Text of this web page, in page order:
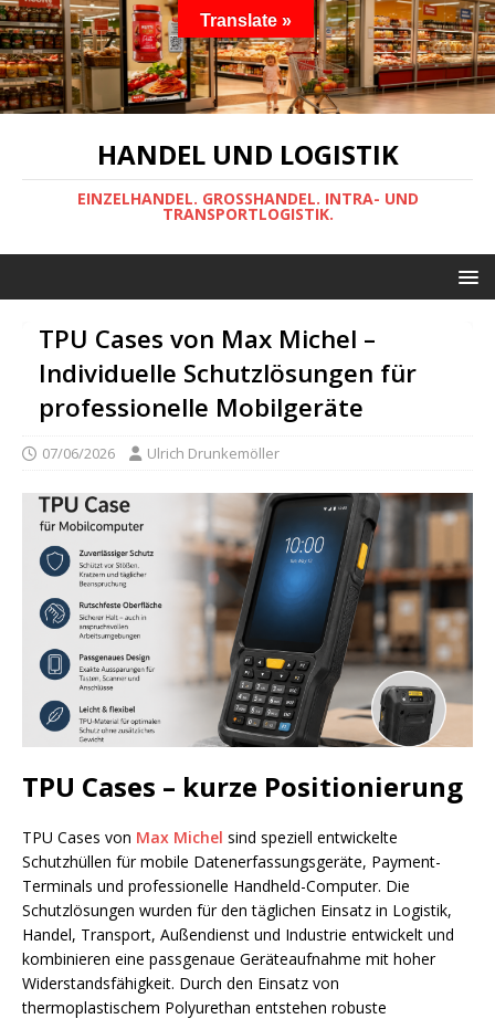
HANDEL UND LOGISTIK
EINZELHANDEL. GROSSHANDEL. INTRA- UND
TRANSPORTLOGISTIK.
TPU Cases von Max Michel –
Individuelle Schutzlösungen für
professionelle Mobilgeräte
07/06/2026 Ulrich Drunkemöller
TPU Cases – kurze Positionierung
TPU Cases von Max Michel sind speziell entwickelte
Schutzhüllen für mobile Datenerfassungsgeräte, Payment-
Terminals und professionelle Handheld-Computer. Die
Schutzlösungen wurden für den täglichen Einsatz in Logistik,
Handel, Transport, Außendienst und Industrie entwickelt und
kombinieren eine passgenaue Geräteaufnahme mit hoher
Widerstandsfähigkeit. Durch den Einsatz von
thermoplastischem Polyurethan entstehen robuste
Translate »